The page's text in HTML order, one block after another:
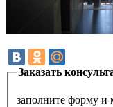
Заказать
заполните форму и